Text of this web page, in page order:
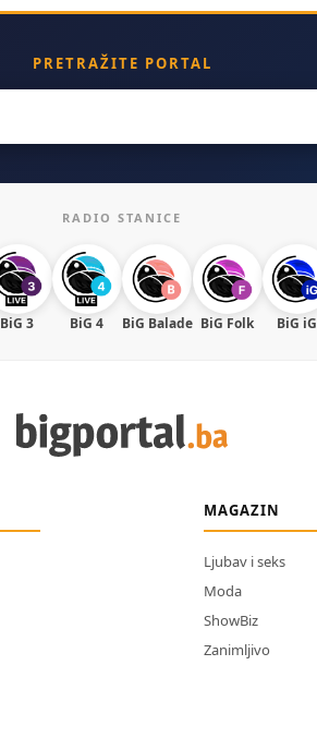
PRETRAŽITE PORTAL
RADIO STANICE
BiG 3 BiG 4 BiG Balade BiG Folk BiG iG
MAGAZIN
Ljubav i seks
Moda
ShowBiz
Zanimljivo